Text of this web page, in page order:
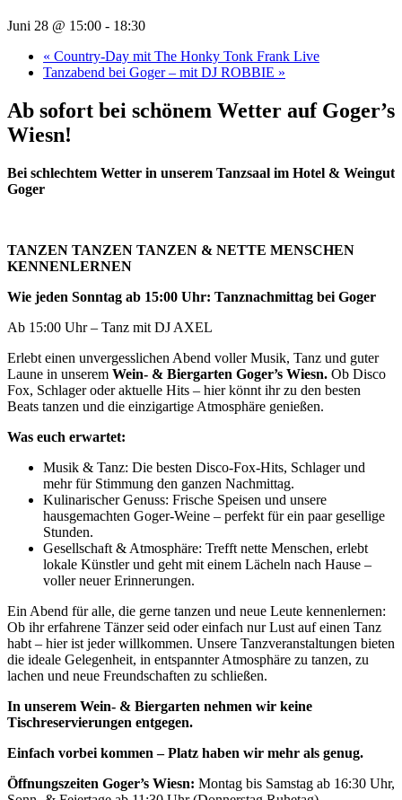
Juni 28 @ 15:00 - 18:30
« Country-Day mit The Honky Tonk Frank Live
Tanzabend bei Goger – mit DJ ROBBIE »
Ab sofort bei schönem Wetter auf Goger’s
Wiesn!
Bei schlechtem Wetter in unserem Tanzsaal im Hotel & Weingut
Goger
TANZEN TANZEN TANZEN & NETTE MENSCHEN
KENNENLERNEN
Wie jeden Sonntag ab 15:00 Uhr: Tanznachmittag bei Goger
Ab 15:00 Uhr – Tanz mit DJ AXEL
Erlebt einen unvergesslichen Abend voller Musik, Tanz und guter
Laune in unserem Wein- & Biergarten Goger’s Wiesn. Ob Disco
Fox, Schlager oder aktuelle Hits – hier könnt ihr zu den besten
Beats tanzen und die einzigartige Atmosphäre genießen.
Was euch erwartet:
Musik & Tanz: Die besten Disco-Fox-Hits, Schlager und
mehr für Stimmung den ganzen Nachmittag.
Kulinarischer Genuss: Frische Speisen und unsere
hausgemachten Goger-Weine – perfekt für ein paar gesellige
Stunden.
Gesellschaft & Atmosphäre: Trefft nette Menschen, erlebt
lokale Künstler und geht mit einem Lächeln nach Hause –
voller neuer Erinnerungen.
Ein Abend für alle, die gerne tanzen und neue Leute kennenlernen:
Ob ihr erfahrene Tänzer seid oder einfach nur Lust auf einen Tanz
habt – hier ist jeder willkommen. Unsere Tanzveranstaltungen bieten
die ideale Gelegenheit, in entspannter Atmosphäre zu tanzen, zu
lachen und neue Freundschaften zu schließen.
In unserem Wein- & Biergarten nehmen wir keine
Tischreservierungen entgegen.
Einfach vorbei kommen – Platz haben wir mehr als genug.
Öffnungszeiten Goger’s Wiesn: Montag bis Samstag ab 16:30 Uhr,